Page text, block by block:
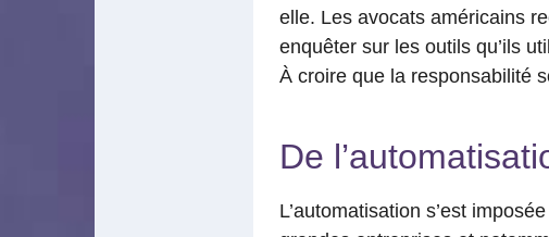
elle. Les avocats américains
enquêter sur les outils qu’ils
À croire que la responsabilité
De
L’automatisation s’est